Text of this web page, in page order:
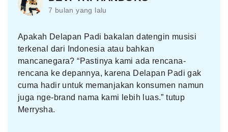
7 bulan yang lalu
Apakah Delapan Padi bakalan datengin musisi
terkenal dari Indonesia atau bahkan
mancanegara? “Pastinya kami ada rencana-
rencana ke depannya, karena Delapan Padi gak
cuma hadir untuk memanjakan konsumen namun
juga nge-brand nama kami lebih luas.” tutup
Merrysha.